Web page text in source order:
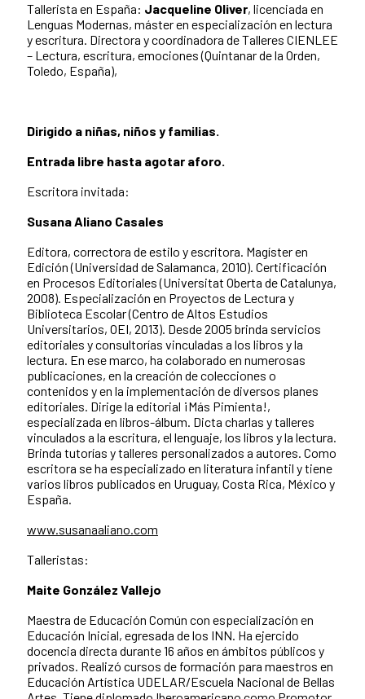
Tallerista en España: Jacqueline Oliver, licenciada en
Lenguas Modernas, máster en especialización en lectura
y escritura. Directora y coordinadora de Talleres CIENLEE
– Lectura, escritura, emociones (Quintanar de la Orden,
Toledo, España),
Dirigido a niñas, niños y familias.
Entrada libre hasta agotar aforo.
Escritora invitada:
Susana Aliano Casales
Editora, correctora de estilo y escritora. Magíster en
Edición (Universidad de Salamanca, 2010). Certificación
en Procesos Editoriales (Universitat Oberta de Catalunya,
2008). Especialización en Proyectos de Lectura y
Biblioteca Escolar (Centro de Altos Estudios
Universitarios, OEI, 2013). Desde 2005 brinda servicios
editoriales y consultorías vinculadas a los libros y la
lectura. En ese marco, ha colaborado en numerosas
publicaciones, en la creación de colecciones o
contenidos y en la implementación de diversos planes
editoriales. Dirige la editorial ¡Más Pimienta!,
especializada en libros-álbum. Dicta charlas y talleres
vinculados a la escritura, el lenguaje, los libros y la lectura.
Brinda tutorías y talleres personalizados a autores. Como
escritora se ha especializado en literatura infantil y tiene
varios libros publicados en Uruguay, Costa Rica, México y
España.
www.susanaaliano.com
Talleristas:
Maite González Vallejo
Maestra de Educación Común con especialización en
Educación Inicial, egresada de los INN. Ha ejercido
docencia directa durante 16 años en ámbitos públicos y
privados. Realizó cursos de formación para maestros en
Educación Artística UDELAR/Escuela Nacional de Bellas